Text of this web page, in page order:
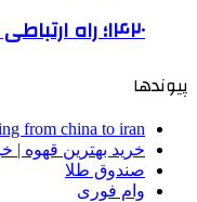
۱۴۲۰؛ راه ارتباطی بیمه شدگان تأمین‌اجتماعی
پیوندها
from china to iran
خرید بهترین قهوه |
صندوق طلا
وام فوری